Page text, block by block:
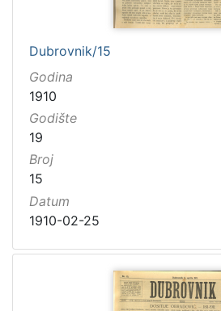
Dubrovnik/15
Godina
1910
Godište
19
Broj
15
Datum
1910-02-25